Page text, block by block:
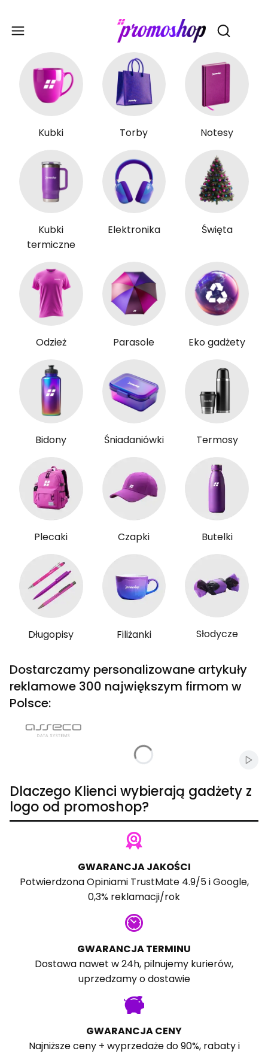
Otwórz
Kubki Torby Notesy
Kubki
termiczne
Elektronika Święta
Odzież Parasole Eko gadżety
Bidony Śniadaniówki Termosy
Plecaki Czapki Butelki
Długopisy Filiżanki Słodycze
Dostarczamy personalizowane artykuły
reklamowe 300 największym firmom w
Polsce:
Dlaczego Klienci wybierają gadżety z
logo od promoshop?
GWARANCJA JAKOŚCI
PotwierdzonaOpiniami TrustMate4.9/5 iGoogle,
0,3% reklamacji/rok
GWARANCJA TERMINU
Dostawa nawet w 24h, pilnujemy kurierów,
uprzedzamy o dostawie
GWARANCJA CENY
Najniższe ceny + wyprzedaże do 90%, rabaty i